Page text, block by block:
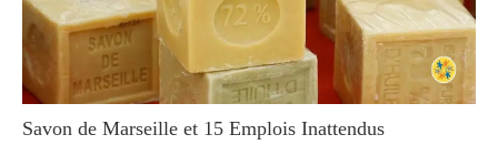
Savon de Marseille et 15 Emplois Inattendus